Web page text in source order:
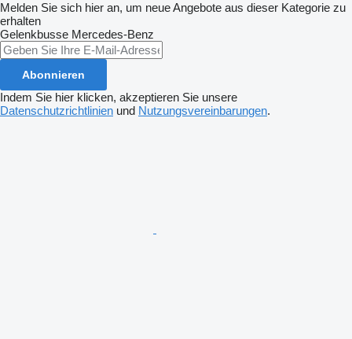
Melden Sie sich hier an, um neue Angebote aus dieser Kategorie zu
erhalten
Gelenkbusse Mercedes-Benz
Abonnieren
Indem Sie hier klicken, akzeptieren Sie unsere
Datenschutzrichtlinien und Nutzungsvereinbarungen.